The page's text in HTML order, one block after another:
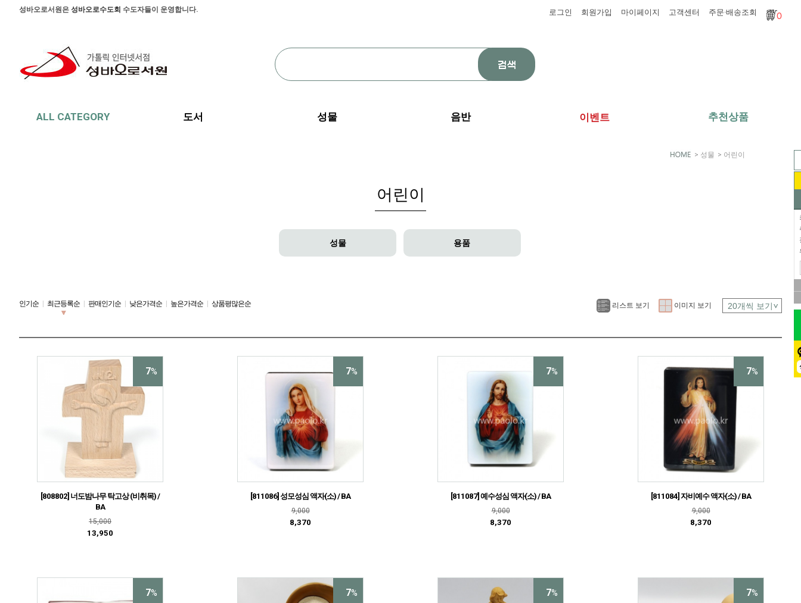
본문 바로가기
주메뉴 바로가기
사이드메뉴 바로가기
성바오로서원은 성바오로수도회 수도자들이 운영합니다. 로그인 회원가입 마이페이지 고객센터 주문·배송조회 0
ALL CATEGORY 도서 성물 음반 이벤트 추천상품
> 성물 > 어린이
어린이
성물 용품
인기순 최근등록순 판매인기순 낮은가격순 높은가격순 상품평많은순 리스트 보기 이미지 보기
7%
[808802] 너도밤나무 탁고상 (비취목) /
BA
15,000
13,950
7%
[811086] 성모성심 액자(소) / BA
9,000
8,370
7%
[811087] 예수성심 액자(소) / BA
9,000
8,370
7%
[811084] 자비예수 액자(소) / BA
9,000
8,370
7% 7% 7% 7%